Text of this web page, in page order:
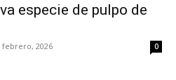
especie de pulpo de
febrero, 2026 0